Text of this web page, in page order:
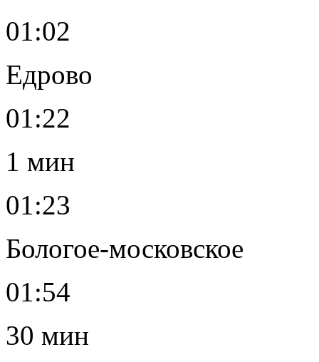
01:02
Едрово
01:22
1 мин
01:23
Бологое-московское
01:54
30 мин